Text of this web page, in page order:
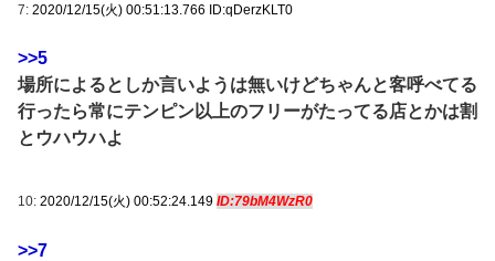
7: 2020/12/15(火) 00:51:13.766 ID:qDerzKLT0
>>5
場所によるとしか言いようは無いけどちゃんと客呼べてる
行ったら常にテンピン以上のフリーがたってる店とかは割
とウハウハよ
10: 2020/12/15(火) 00:52:24.149 ID:79bM4WzR0
>>7